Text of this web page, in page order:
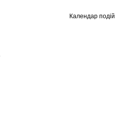
Календар подій